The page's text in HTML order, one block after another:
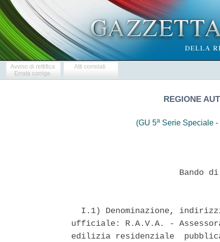
Avviso di rettifica
Errata corrige
Atti correlati
REGIONE
(GU 5a Serie Speciale
Bando
I.1) Denominazione,
ufficiale: R.A.V.A. -
edilizia residenziale